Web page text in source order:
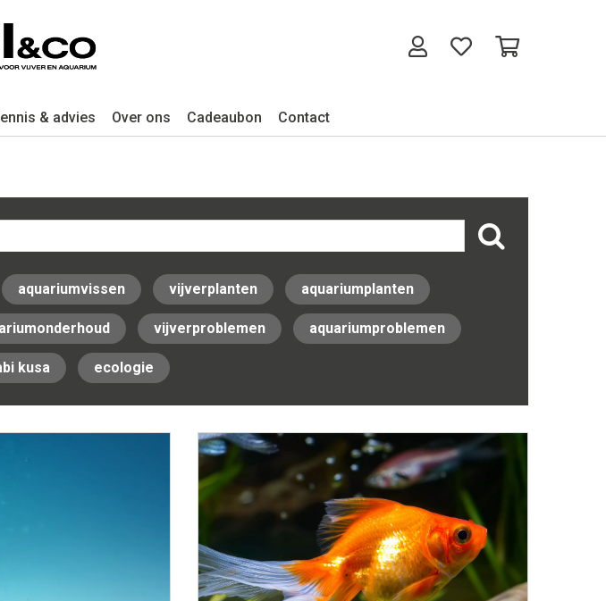
& advies Over ons Cadeaubon Contact
aquariumvissen vijverplanten aquariumplanten
vijverproblemen aquariumproblemen
kusa ecologie